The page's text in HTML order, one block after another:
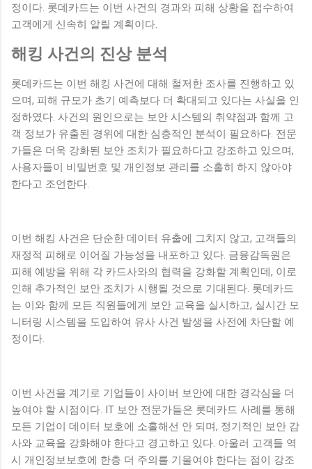
정이다. 롯데카드는 이번 사건의 경과와 피해 상황을 접수하여
고객에게 신속히 알릴 계획이다.
해킹 사건의 진상 분석
롯데카드는 이번 해킹 사건에 대해 철저한 조사를 진행하고 있
으며, 피해 규모가 초기 예측보다 더 확대되고 있다는 사실을 인
정하였다. 사건의 원인으로는 보안 시스템의 취약점과 함께 고
객 정보가 유출된 경위에 대한 심층적인 분석이 필요하다. 전문
가들은 더욱 강화된 보안 조치가 필요하다고 강조하고 있으며,
사용자들이 비밀번호 및 개인정보 관리를 소홀히 하지 않아야
한다고 조언한다.
이번 해킹 사건은 단순한 데이터 유출에 그치지 않고, 고객들의
재정적 피해로 이어질 가능성을 내포하고 있다. 금융감독원은
피해 예방을 위해 각 카드사와의 협력을 강화할 계획인데, 이로
인해 추가적인 보안 조치가 시행될 것으로 기대된다. 롯데카드
는 이와 함께 모든 직원들에게 보안 교육을 실시하고, 실시간 모
니터링 시스템을 도입하여 유사 사건 발생을 사전에 차단할 예
정이다.
이번 사건을 계기로 기업들이 사이버 보안에 대한 경각심을 더
높여야 할 시점이다. IT 보안 전문가들은 롯데카드 사례를 통해
모든 기업이 데이터 보호에 소홀해선 안 되며, 정기적인 보안 감
사와 교육을 강화해야 한다고 경고하고 있다. 아울러 고객들 역
시 개인정보보호에 한층 더 주의를 기울여야 한다는 점이 강조